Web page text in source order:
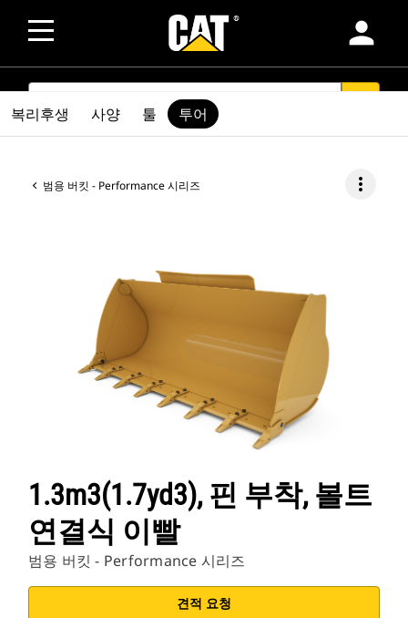
person
SEARCH
범용 버킷 - Performance 시리즈 more_vert
1.3m3(1.7yd3), 핀 부착, 볼트
연결식 이빨
범용 버킷 - Performance 시리즈
견적 요청
복리후생 사양 툴 투어